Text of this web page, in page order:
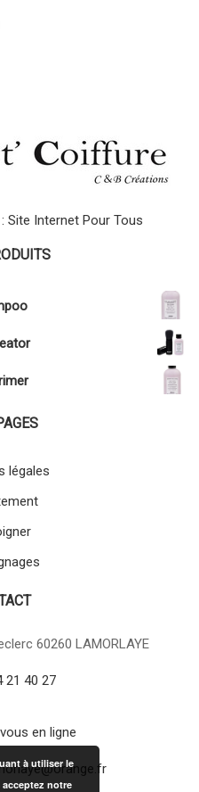
Site Internet Pour Tous
légales
60260 LAMORLAYE
21 40 27
en ligne
à utiliser le
notre